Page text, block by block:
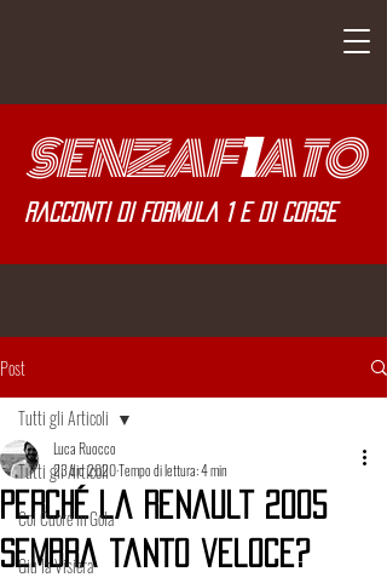
SENZAF1ATO
Racconti di Formula 1 e di corse
Post
Tutti gli Articoli
Col Cuore in Gola
Giù la Visiera
Tutti gli Articoli
Perché la Renault 2005
sembra tanto veloce?
Luca Ruocco
23 dic 2020Tempo di lettura: 4 min